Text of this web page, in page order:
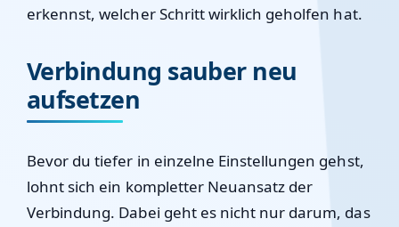
erkennst, welcher Schritt wirklich geholfen hat.
Verbindung sauber neu
aufsetzen
Bevor du tiefer in einzelne Einstellungen gehst,
lohnt sich ein kompletter Neuansatz der
Verbindung. Dabei geht es nicht nur darum, das